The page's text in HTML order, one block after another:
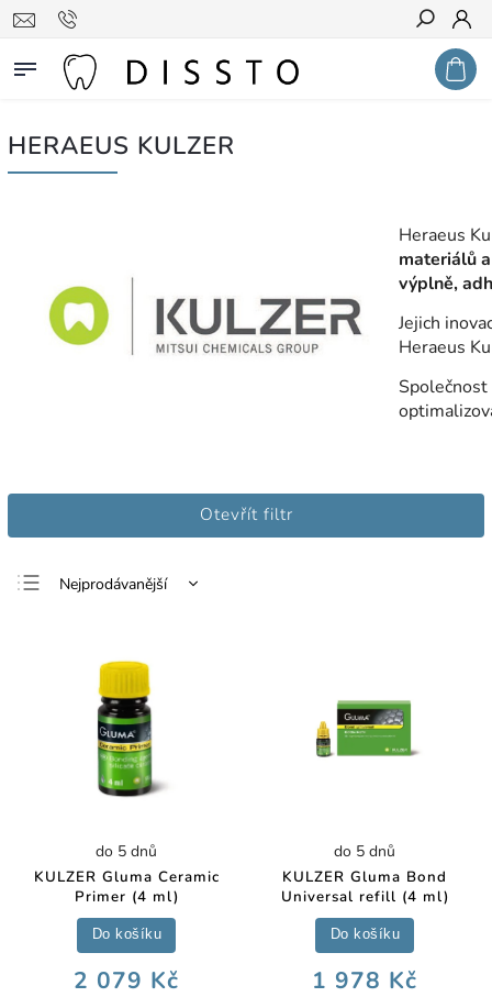
Hledat
HERAEUS KULZER
Heraeus
materiálů
výplně,
Jejich
Heraeus
Společnost
Otevřít filtr
Nejprodávanější
Abecedně
KULZER Gluma Ceramic
Primer (4 ml)
do 5 dnů
2 079 Kč
Do košíku
KULZER Gluma Bond
Universal refill (4 ml)
do 5 dnů
1 978 Kč
Do košíku